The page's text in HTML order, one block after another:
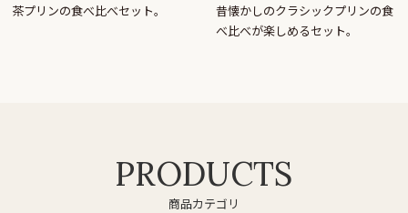
茶プリンの食べ比べセット。
昔懐かしのクラシックプリンの食
べ比べが楽しめるセット。
PRODUCTS
商品カテゴリ